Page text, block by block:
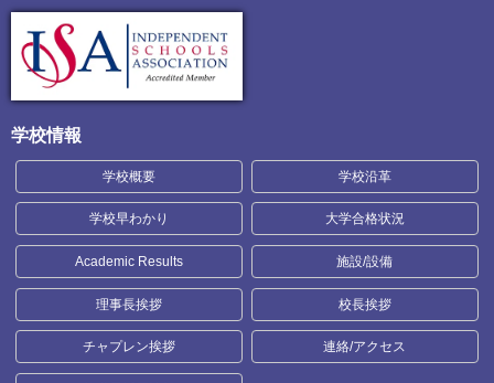
学校情報
学校概要 学校沿革
学校早わかり 大学合格状況
Academic Results 施設/設備
理事長挨拶 校長挨拶
チャプレン挨拶 連絡/アクセス